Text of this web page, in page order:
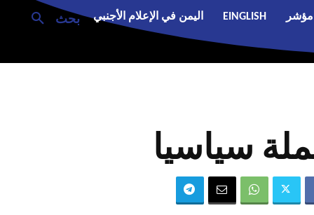
بحث مؤشر EINGLISH اليمن في الإعلام الأجنبي
سياسيا